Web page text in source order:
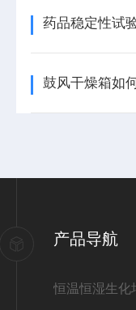
药品稳定性试
产品导航
恒温恒湿生化